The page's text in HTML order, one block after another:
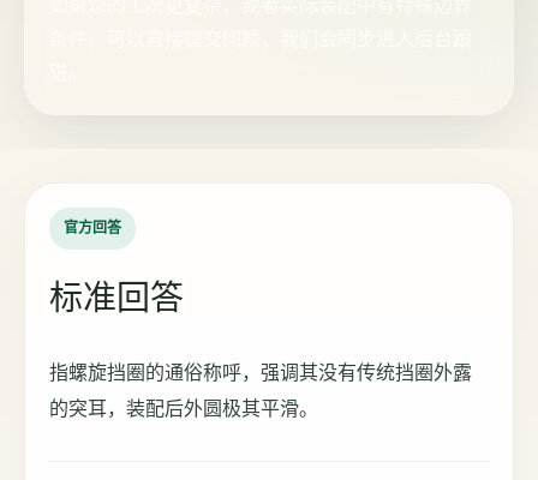
官方回答
标准回答
指螺旋挡圈的通俗称呼，强调其没有传统挡圈外露
的突耳，装配后外圆极其平滑。